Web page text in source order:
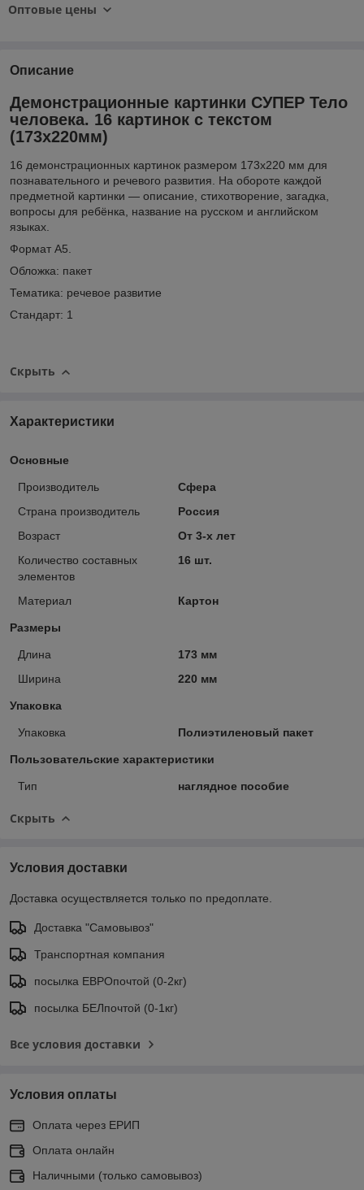
Оптовые цены
Описание
Демонстрационные картинки СУПЕР Тело
человека. 16 картинок с текстом
(173х220мм)
16 демонстрационных картинок размером 173х220 мм для
познавательного и речевого развития. На обороте каждой
предметной картинки — описание, стихотворение, загадка,
вопросы для ребёнка, название на русском и английском
языках.
Формат А5.
Обложка: пакет
Тематика: речевое развитие
Стандарт: 1
Скрыть
Характеристики
Основные
Производитель
Сфера
Страна производитель
Россия
Возраст
От 3-х лет
Количество составных
элементов
16 шт.
Материал Картон
Размеры
Длина
173 мм
Ширина
220 мм
Упаковка
Упаковка Полиэтиленовый пакет
Пользовательские характеристики
Тип наглядное пособие
Скрыть
Условия доставки
Доставка осуществляется только по предоплате.
Доставка "Самовывоз"
Транспортная компания
посылка ЕВРОпочтой (0-2кг)
посылка БЕЛпочтой (0-1кг)
Все условия доставки
Условия оплаты
Оплата через ЕРИП
Оплата онлайн
Наличными (только самовывоз)